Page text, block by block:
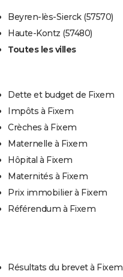
Beyren-lès-Sierck (57570)
Haute-Kontz (57480)
Toutes les villes
Dette et budget de Fixem
Impôts à Fixem
Crèches à Fixem
Maternelle à Fixem
Hôpital à Fixem
Maternités à Fixem
Prix immobilier à Fixem
Référendum à Fixem
Résultats du brevet à Fixem